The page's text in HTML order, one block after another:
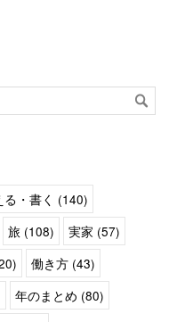
る・書く (140)
旅 (108)
実家 (57)
働き方 (43)
年のまとめ (80)